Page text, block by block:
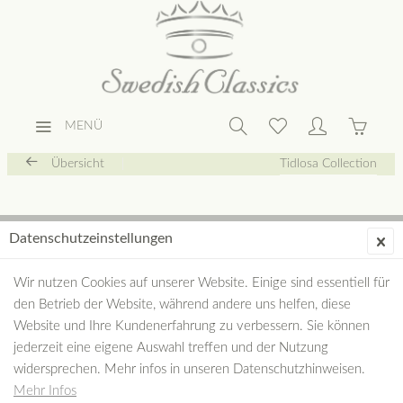
MENÜ
Übersicht Tidlosa Collection
Datenschutzeinstellungen
Wir nutzen Cookies auf unserer Website. Einige sind essentiell für
den Betrieb der Website, während andere uns helfen, diese
Website und Ihre Kundenerfahrung zu verbessern. Sie können
jederzeit eine eigene Auswahl treffen und der Nutzung
widersprechen. Mehr infos in unseren Datenschutzhinweisen.
Mehr Infos